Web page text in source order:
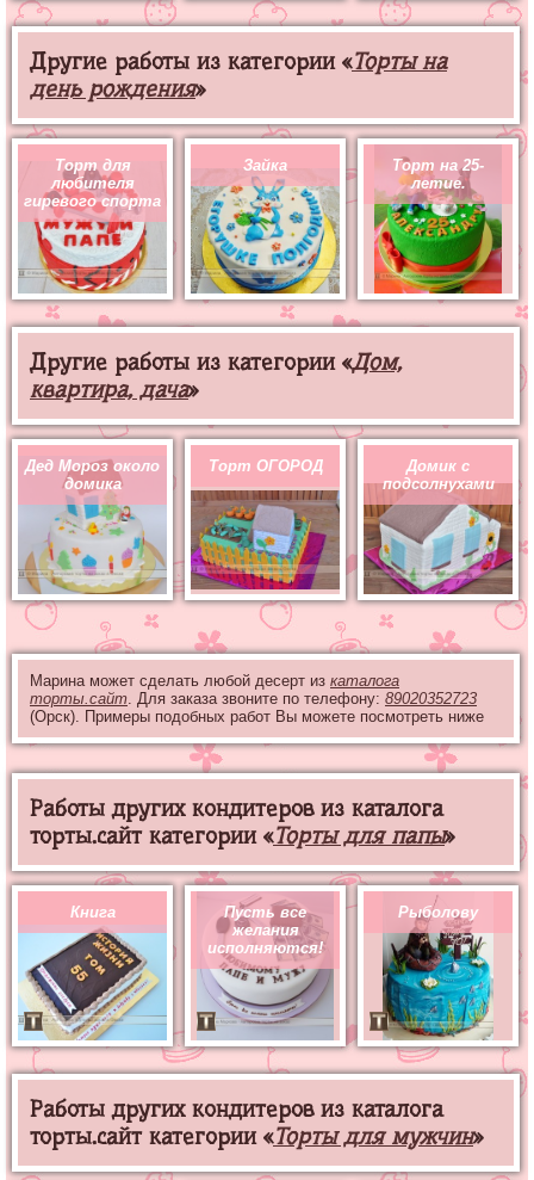
Другие работы из категории «Торты на
день рождения»
Торт для
любителя
гиревого спорта
Зайка
Торт на 25-
летие.
Другие работы из категории «Дом,
квартира, дача»
Дед Мороз около
домика
Торт ОГОРОД
Домик с
подсолнухами
Марина может сделать любой десерт из каталога
торты.сайт . Для заказа звоните по телефону: 89020352723
(Орск). Примеры подобных работ Вы можете посмотреть ниже
Работы других кондитеров из каталога
торты.сайт категории «Торты для папы»
Книга
Пусть все
желания
исполняются!
Рыболову
Работы других кондитеров из каталога
торты.сайт категории «Торты для мужчин»